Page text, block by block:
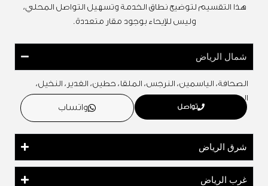
هذا التقسيم لتوضيح نطاق الخدمة وتسهيل التواصل المحلي،
وليس للإيحاء بوجود مقار متعددة.
شمال الرياض
الصحافة، الياسمين، النرجس، الملقا، حطين، الغدير، النخيل،
العقيق.
تواصل واتساب
شرق الرياض
غرب الرياض